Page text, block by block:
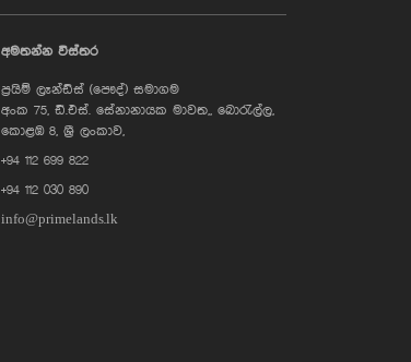
අමතන්න විස්තර
ප්‍රයිම් ලෑන්ඩ්ස් (පෞද්) සමාගම
අංක 75, ඩී.එස්. සේනානායක මාවත,, බොරැල්ල,
කොළඹ 8, ශ්‍රී ලංකාව,
+94 112 699 822
+94 112 030 890
info@primelands.lk
Hi, I'm Prime Bee, Your AI
Assistant!
Tap the Call button above to talk
message below and I'll be happy to